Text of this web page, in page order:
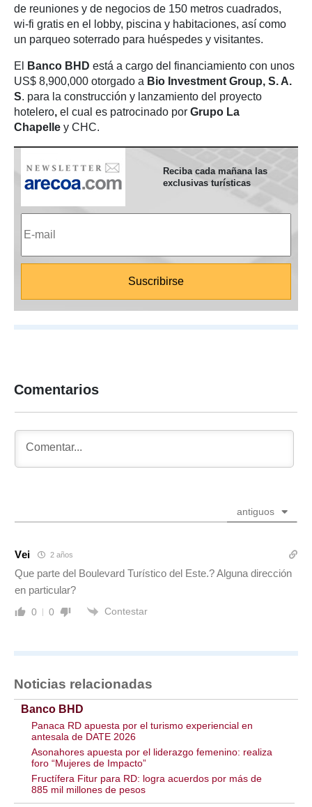
de reuniones y de negocios de 150 metros cuadrados,
wi-fi gratis en el lobby, piscina y habitaciones, así como
un parqueo soterrado para huéspedes y visitantes.
El Banco BHD está a cargo del financiamiento con unos
US$ 8,900,000 otorgado a Bio Investment Group, S. A.
S. para la construcción y lanzamiento del proyecto
hotelero, el cual es patrocinado por Grupo La
Chapelle y CHC.
Reciba cada mañana las
exclusivas turísticas
Comentarios
antiguos
Vei 2 años
Que parte del Boulevard Turístico del Este.? Alguna dirección
en particular?
0 0 Contestar
Noticias relacionadas
Banco BHD
Panaca RD apuesta por el turismo experiencial en
antesala de DATE 2026
Asonahores apuesta por el liderazgo femenino: realiza
foro “Mujeres de Impacto”
Fructífera Fitur para RD: logra acuerdos por más de
885 mil millones de pesos